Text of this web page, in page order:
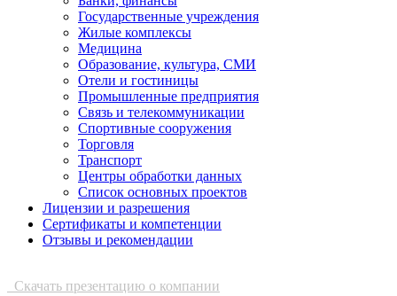
Государственные учреждения
Жилые комплексы
Медицина
Образование, культура, СМИ
Отели и гостиницы
Промышленные предприятия
Связь и телекоммуникации
Спортивные сооружения
Торговля
Транспорт
Центры обработки данных
Список основных проектов
Лицензии и разрешения
Сертификаты и компетенции
Отзывы и рекомендации
Скачать презентацию о компании